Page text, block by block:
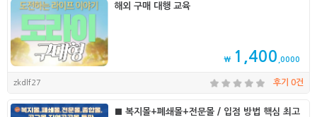
해외 구매 대행 교육
₩ 1,400 ,0000
zkdlf27 후기 0건
■ 복지몰+폐쇄몰+전문몰 / 입점 방법 핵심 최고